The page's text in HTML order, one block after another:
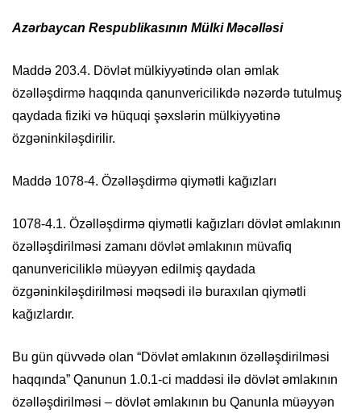
Azərbaycan Respublikasının Mülki Məcəlləsi
Maddə 203.4. Dövlət mülkiyyətində olan əmlak
özəlləşdirmə haqqında qanunvericilikdə nəzərdə tutulmuş
qaydada fiziki və hüquqi şəxslərin mülkiyyətinə
özgəninkiləşdirilir.
Maddə 1078-4. Özəlləşdirmə qiymətli kağızları
1078-4.1. Özəlləşdirmə qiymətli kağızları dövlət əmlakının
özəlləşdirilməsi zamanı dövlət əmlakının müvafiq
qanunvericiliklə müəyyən edilmiş qaydada
özgəninkiləşdirilməsi məqsədi ilə buraxılan qiymətli
kağızlardır.
Bu gün qüvvədə olan “Dövlət əmlakının özəlləşdirilməsi
haqqında” Qanunun 1.0.1-ci maddəsi ilə dövlət əmlakının
özəlləşdirilməsi – dövlət əmlakının bu Qanunla müəyyən